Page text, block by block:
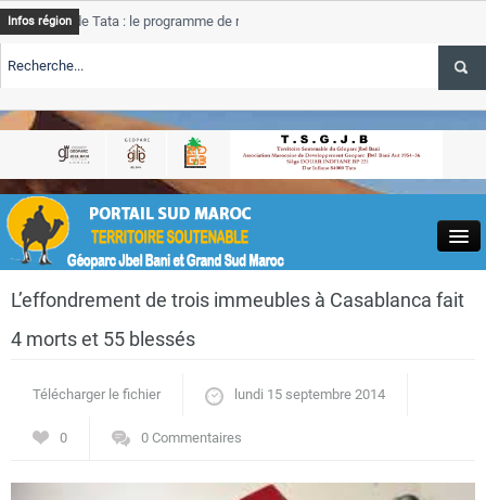
Close
Actualités
Infos région
de Tata : le programme de rehabilitation post-inondations
TSGJB Tourisme : l’ONMT renforce l’aerien a Dakhla et
Tata
TSGJB Tourisme au Maroc : Transavia renforce les vols Paris-
L’effondrement de trois immeubles à Casablanca fait
4 morts et 55 blessés
Télécharger le fichier lundi 15 septembre 2014
0 0 Commentaires